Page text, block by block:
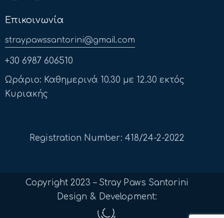
Επικοινωνία
straypawssantorini@gmail.com
+30 6987 606510
Ωράριο: Καθημερινά 10.30 με 12.30 εκτός
Κυριακής
Registration Number: 418/24-2-2022
Copyright 2023 – Stray Paws Santorini
Design & Development: